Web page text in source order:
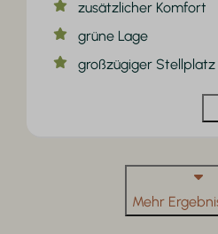
zusätzlicher Komfort
grüne Lage
großzügiger Stellplatz
Mehr